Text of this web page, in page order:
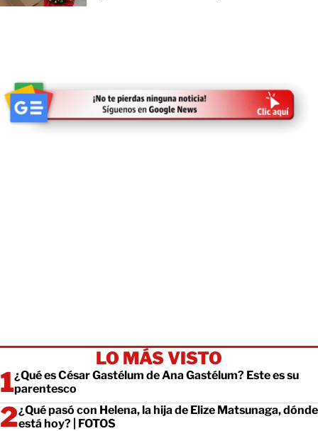
LO MÁS VISTO
¿Qué es César Gastélum de Ana Gastélum? Este es su
parentesco
¿Qué pasó con Helena, la hija de Elize Matsunaga, dónde
está hoy? | FOTOS